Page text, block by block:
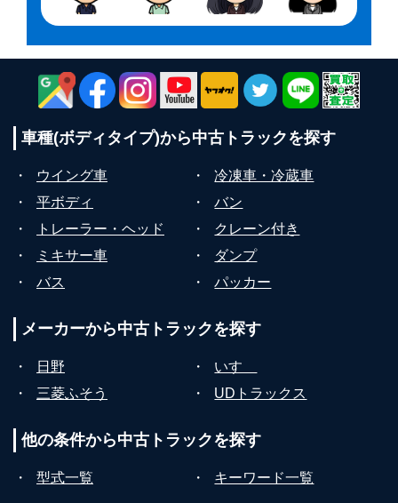
車種(ボディタイプ)から中古トラックを探す
・ ウイング車 ・
冷凍車・冷蔵車
・
平ボディ ・
バン
・
トレーラー・ヘッド ・
クレーン付き
・
ミキサー車 ・
ダンプ
・
バス ・ パッカー
メーカーから中古トラックを探す
・ 日野 ・
いすゞ
・
三菱ふそう ・ UDトラックス
他の条件から中古トラックを探す
・ 型式一覧 ・ キーワード一覧